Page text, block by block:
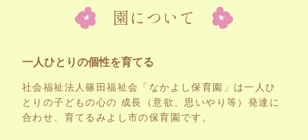
園について
一人ひとりの個性を育てる
社会福祉法人篠田福祉会「なかよし保育園」は一人ひ
とりの子どもの心の 成長（意欲、思いやり等）発達に
合わせ、育てるみよし市の保育園です。